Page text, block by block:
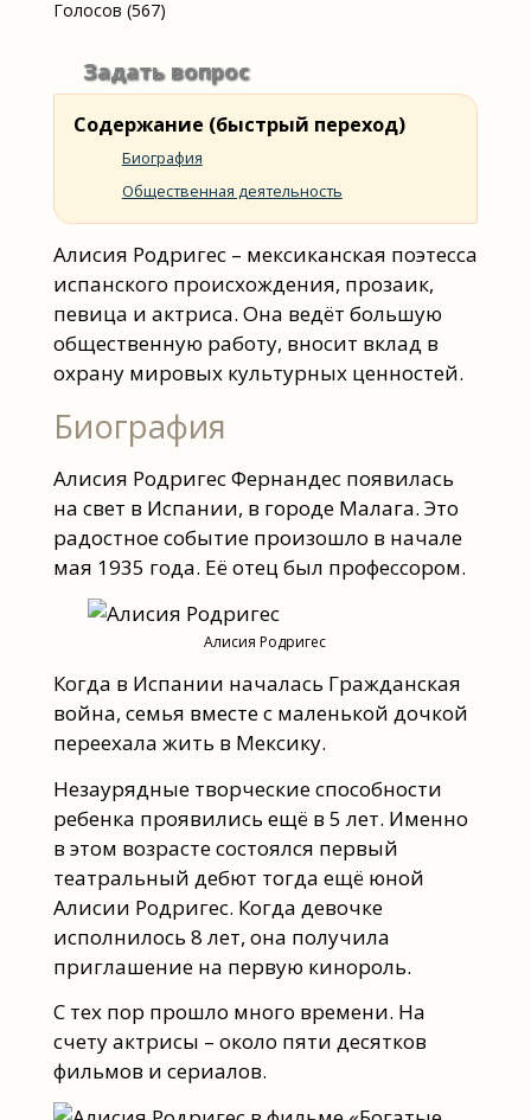
Голосов (567)
Задать вопрос
Содержание (быстрый переход)
Биография
Общественная деятельность
Алисия Родригес – мексиканская поэтесса
испанского происхождения, прозаик,
певица и актриса. Она ведёт большую
общественную работу, вносит вклад в
охрану мировых культурных ценностей.
Биография
Алисия Родригес Фернандес появилась
на свет в Испании, в городе Малага. Это
радостное событие произошло в начале
мая 1935 года. Её отец был профессором.
Алисия Родригес
Когда в Испании началась Гражданская
война, семья вместе с маленькой дочкой
переехала жить в Мексику.
Незаурядные творческие способности
ребенка проявились ещё в 5 лет. Именно
в этом возрасте состоялся первый
театральный дебют тогда ещё юной
Алисии Родригес. Когда девочке
исполнилось 8 лет, она получила
приглашение на первую кинороль.
С тех пор прошло много времени. На
счету актрисы – около пяти десятков
фильмов и сериалов.